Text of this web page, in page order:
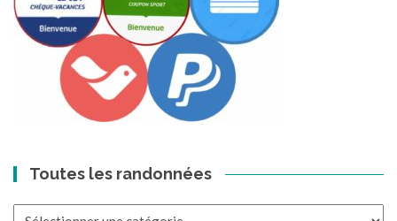
Toutes les randonnées